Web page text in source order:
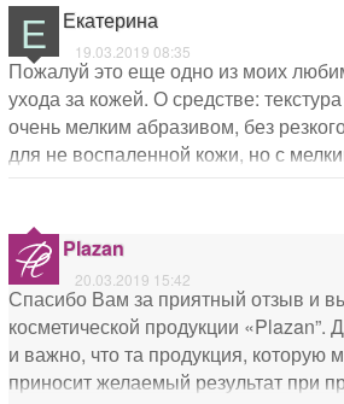
Е Екатерина
19.03.2019 08:35
Пожалуй это еще одно из моих
ухода за кожей. О средстве:
очень мелким абразивом, без
для не воспаленной кожи, но с
массаж улучшает
наношу крем с нано-частицами.
состояние кожи после процедуры.
размеров, хватит на долго. Как
приобрету еще.
Plazan
20.03.2019 15:42
Спасибо Вам за приятный отзыв и
косметической продукции «Plazan”.
и важно, что та продукция, которую
приносит желаемый результат при